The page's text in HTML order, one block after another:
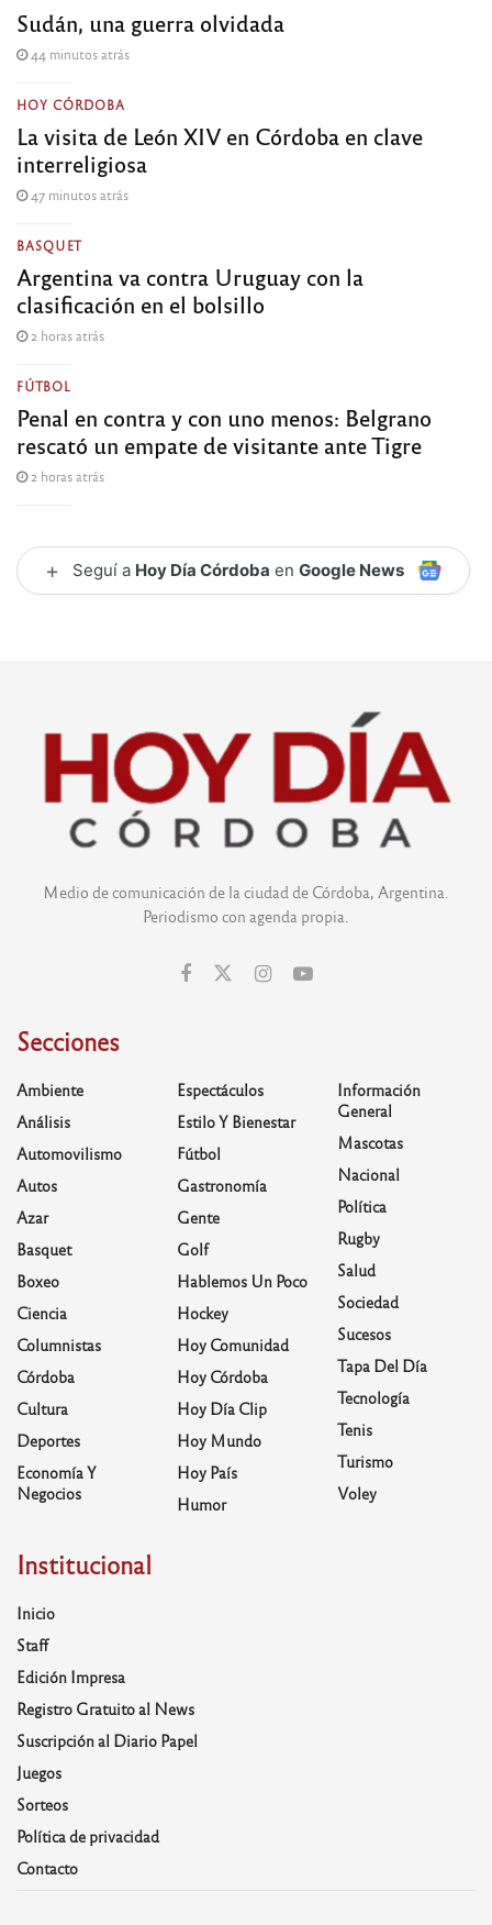
Sudán, una guerra olvidada
44 minutos atrás
HOY CÓRDOBA
La visita de León XIV en Córdoba en clave
interreligiosa
47 minutos atrás
BASQUET
Argentina va contra Uruguay con la
clasificación en el bolsillo
2 horas atrás
FÚTBOL
Penal en contra y con uno menos: Belgrano
rescató un empate de visitante ante Tigre
2 horas atrás
+ Seguí a Hoy Día Córdoba en Google News
Medio de comunicación de la ciudad de Córdoba, Argentina.
Periodismo con agenda propia.
Secciones
Ambiente
Análisis
Automovilismo
Autos
Azar
Basquet
Boxeo
Ciencia
Columnistas
Córdoba
Cultura
Deportes
Economía Y
Negocios
Espectáculos
Estilo Y Bienestar
Fútbol
Gastronomía
Gente
Golf
Hablemos Un Poco
Hockey
Hoy Comunidad
Hoy Córdoba
Hoy Día Clip
Hoy Mundo
Hoy País
Humor
Información
General
Mascotas
Nacional
Política
Rugby
Salud
Sociedad
Sucesos
Tapa Del Día
Tecnología
Tenis
Turismo
Voley
Institucional
Inicio
Staff
Edición Impresa
Registro Gratuito al News
Suscripción al Diario Papel
Juegos
Sorteos
Política de privacidad
Contacto